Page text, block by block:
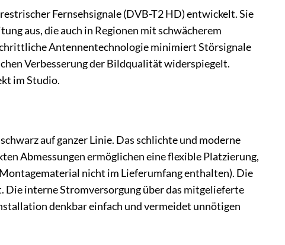
Fernsehsignale (DVB-T2 HD) entwickelt. Sie
aus, die auch in Regionen mit schwächerem
Antennentechnologie minimiert Störsignale
Verbesserung der Bildqualität widerspiegelt.
im Studio.
auf ganzer Linie. Das schlichte und moderne
Abmessungen ermöglichen eine flexible Platzierung,
nicht im Lieferumfang enthalten). Die
interne Stromversorgung über das mitgelieferte
denkbar einfach und vermeidet unnötigen